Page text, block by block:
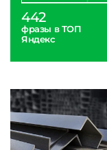
442
фразы в ТОП
Яндекс